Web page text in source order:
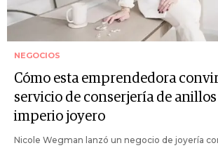
NEGOCIOS
Cómo esta emprendedora
servicio de conserjería de
imperio joyero
Nicole Wegman lanzó un negocio de joyería